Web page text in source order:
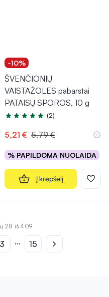
-10%
ŠVENČIONIŲ
VAISTAŽOLĖS pabarstai
PATAISŲ SPOROS, 10 g
Įvertinimas 5.0 iš 5
(2)
5,21 € 5,79 €
% PAPILDOMA NUOLAIDA
Į krepšelį
28 iš 409
3 ... 15